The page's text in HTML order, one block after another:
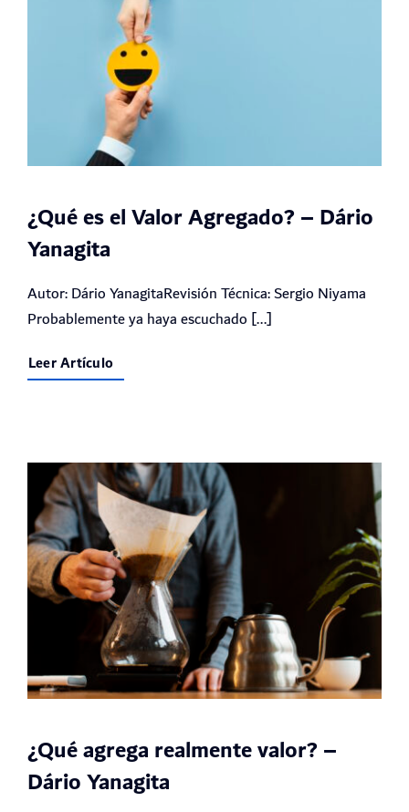
¿Qué es el Valor Agregado? – Dário
Yanagita
Autor: Dário YanagitaRevisión Técnica: Sergio Niyama
Probablemente ya haya escuchado [...]
Leer Artículo
¿Qué agrega realmente valor? –
Dário Yanagita